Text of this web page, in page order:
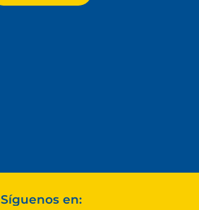
Síguenos en: